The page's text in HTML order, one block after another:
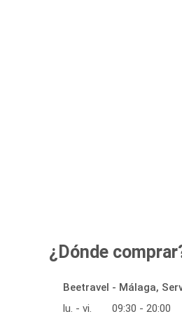
¿Dónde
Beetravel - Málaga,
lu. - vi.
09:30 - 20:00